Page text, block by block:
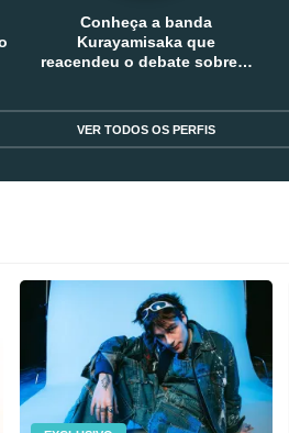
Conheça a banda
Kurayamisaka que
reacendeu o debate sobre o
VER TODOS OS PERFIS